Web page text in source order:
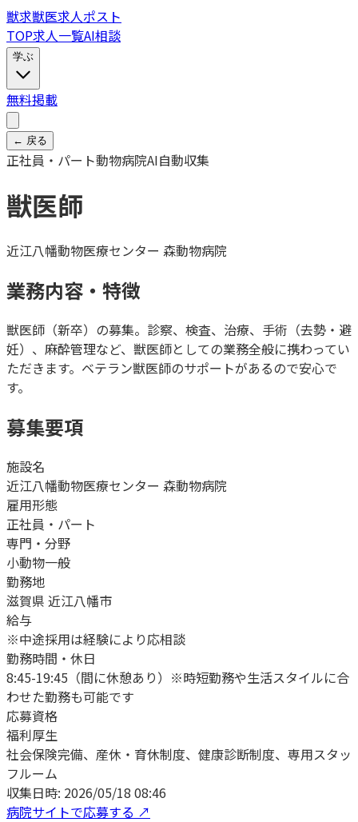
獣求獣医求人ポスト
TOP求人一覧AI相談
学ぶ
無料掲載
← 戻る
正社員・パート動物病院AI自動収集
獣医師
近江八幡動物医療センター 森動物病院
業務内容・特徴
獣医師（新卒）の募集。診察、検査、治療、手術（去勢・避
妊）、麻酔管理など、獣医師としての業務全般に携わってい
ただきます。ベテラン獣医師のサポートがあるので安心で
す。
募集要項
施設名
近江八幡動物医療センター 森動物病院
雇用形態
正社員・パート
専門・分野
小動物一般
勤務地
滋賀県 近江八幡市
給与
※中途採用は経験により応相談
勤務時間・休日
8:45-19:45（間に休憩あり）※時短勤務や生活スタイルに合
わせた勤務も可能です
応募資格
福利厚生
社会保険完備、産休・育休制度、健康診断制度、専用スタッ
フルーム
収集日時: 2026/05/18 08:46
病院サイトで応募する ↗